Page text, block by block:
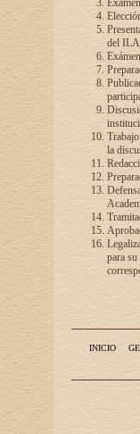
del
la
para
INICIO